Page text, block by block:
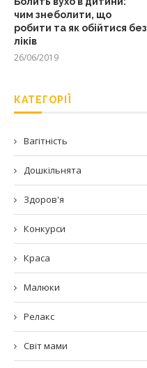
чим знеболити, що
робити та як обійтися без
ліків
26/06/2019
КАТЕГОРІЇ
Вагітність
Дошкільнята
Здоров'я
Конкурси
Краса
Малюки
Релакс
Світ мами